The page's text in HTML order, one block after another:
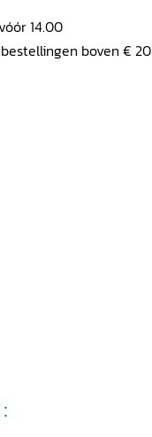
14.00
boven € 20